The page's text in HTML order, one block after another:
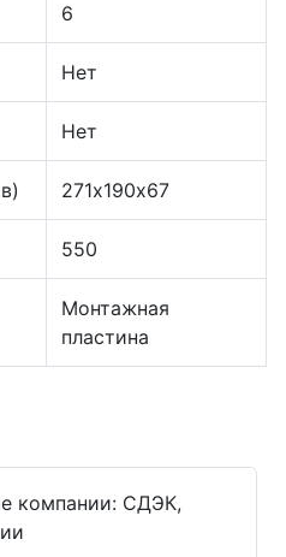
6
Нет
Нет
271х190х67
550
Монтажная
пластина
компании: СДЭК,